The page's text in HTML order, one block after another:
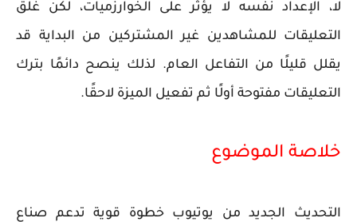
لا، الإعداد نفسه لا يؤثر على الخوارزميات، لكن غلق
التعليقات للمشاهدين غير المشتركين من البداية قد
يقلل قليلًا من التفاعل العام. لذلك ينصح دائمًا بترك
التعليقات مفتوحة أولًا ثم تفعيل الميزة لاحقًا.
خلاصة الموضوع
التحديث الجديد من يوتيوب خطوة قوية تدعم صناع